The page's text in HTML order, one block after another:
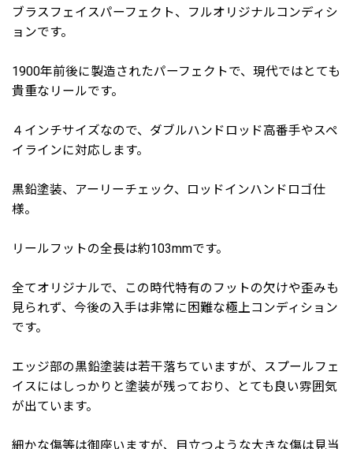
ブラスフェイスパーフェクト、フルオリジナルコンディシ
ョンです。
1900年前後に製造されたパーフェクトで、現代ではとても
貴重なリールです。
４インチサイズなので、ダブルハンドロッド高番手やスペ
イラインに対応します。
黒鉛塗装、アーリーチェック、ロッドインハンドロゴ仕
様。
リールフットの全長は約103mmです。
全てオリジナルで、この時代特有のフットの欠けや歪みも
見られず、今後の入手は非常に困難な極上コンディション
です。
エッジ部の黒鉛塗装は若干落ちていますが、スプールフェ
イスにはしっかりと塗装が残っており、とても良い雰囲気
が出ています。
細かな傷等は御座いますが、目立つような大きな傷は見当